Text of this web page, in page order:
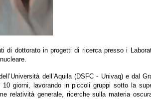
dottorato in progetti di ricerca presso i
dell’Aquila (DSFC - Univaq) e dal
giorni, lavorando in piccoli gruppi sotto la
relatività generale, ricerche sulla materia